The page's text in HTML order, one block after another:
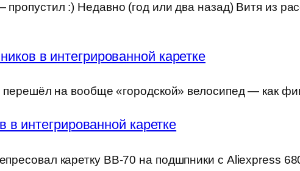
:) Недавно (год или два назад) Витя из
в интегрированной каретке
на вообще «городской» велосипед — как
интегрированной каретке
каретку BB-70 на подшпники с Aliexpress